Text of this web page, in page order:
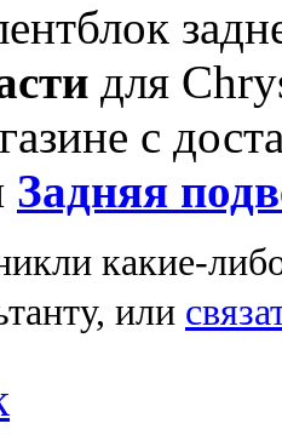
для
с
Задняя
какие-
или